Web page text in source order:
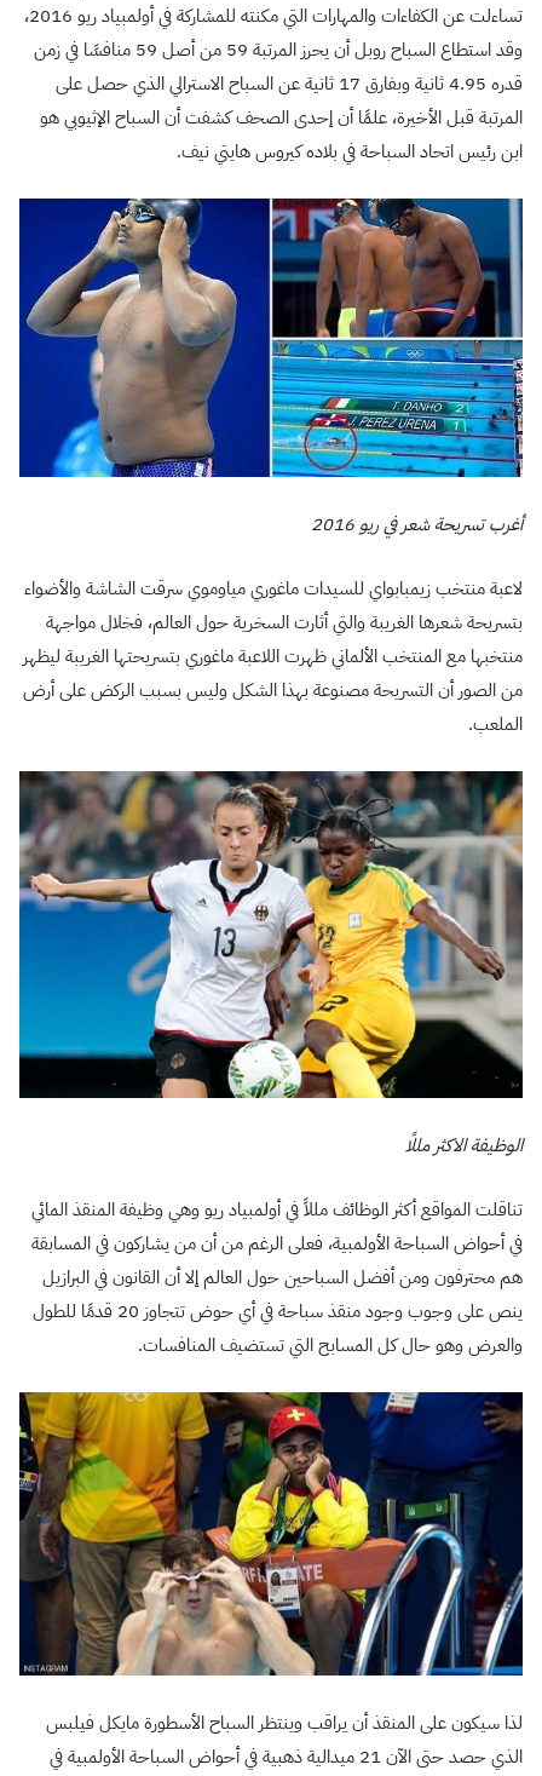
تساءلت عن الكفاءات والمهارات التي مكنته للمشاركة في أولمبياد ريو 2016،
وقد استطاع السباح روبل أن يحرز المرتبة 59 من أصل 59 منافسًا في زمن
قدره 4.95 ثانية وبفارق 17 ثانية عن السباح الاسترالي الذي حصل على
المرتبة قبل الأخيرة، علمًا أن إحدى الصحف كشفت أن السباح الإثيوبي هو
ابن رئيس اتحاد السباحة في بلاده كيروس هايتي نيف.
أغرب تسريحة شعر في ريو 2016
لاعبة منتخب زيمبابواي للسيدات ماغوري مياوموي سرقت الشاشة والأضواء
بتسريحة شعرها الغريبة والتي أثارت السخرية حول العالم، فخلال مواجهة
منتخبها مع المنتخب الألماني ظهرت اللاعبة ماغوري بتسريحتها الغريبة ليظهر
من الصور أن التسريحة مصنوعة بهذا الشكل وليس بسبب الركض على أرض
الملعب.
الوظيفة الاكثر مللًا
تناقلت المواقع أكثر الوظائف مللاً في أولمبياد ريو وهي وظيفة المنقذ المائي
في أحواض السباحة الأولمبية، فعلى الرغم من أن من يشاركون في المسابقة
هم محترفون ومن أفضل السباحين حول العالم إلا أن القانون في البرازيل
ينص على وجوب وجود منقذ سباحة في أي حوض تتجاوز 20 قدمًا للطول
والعرض وهو حال كل المسابح التي تستضيف المنافسات.
لذا سيكون على المنقذ أن يراقب وينتظر السباح الأسطورة مايكل فيلبس
الذي حصد حتى الآن 21 ميدالية ذهبية في أحواض السباحة الأولمبية في